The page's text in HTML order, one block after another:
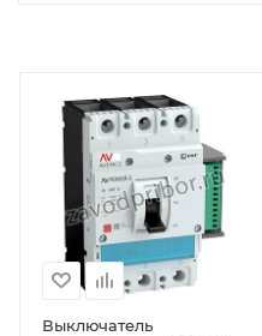
Выключатель